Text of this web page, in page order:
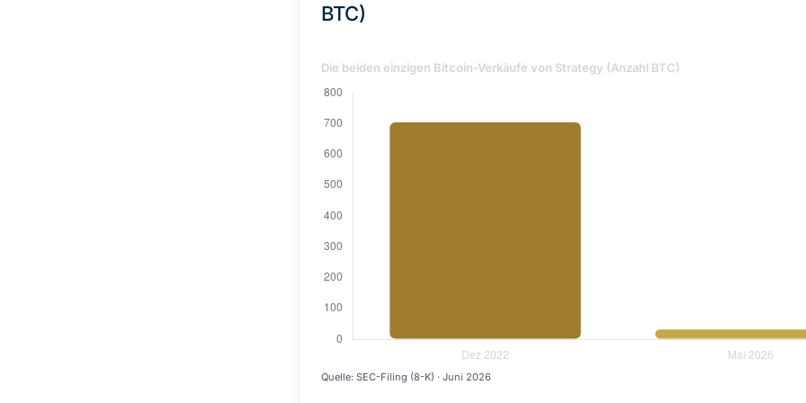
BTC)
Die beiden einzigen Bitcoin-Verkäufe von Strategy (Anzahl BTC)
Quelle: SEC-Filing (8-K) · Juni 2026